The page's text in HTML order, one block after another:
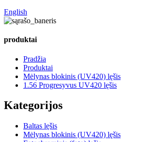
English
produktai
Pradžia
Produktai
Mėlynas blokinis (UV420) lęšis
1.56 Progresyvus UV420 lęšis
Kategorijos
Baltas lęšis
Mėlynas blokinis (UV420) lęšis